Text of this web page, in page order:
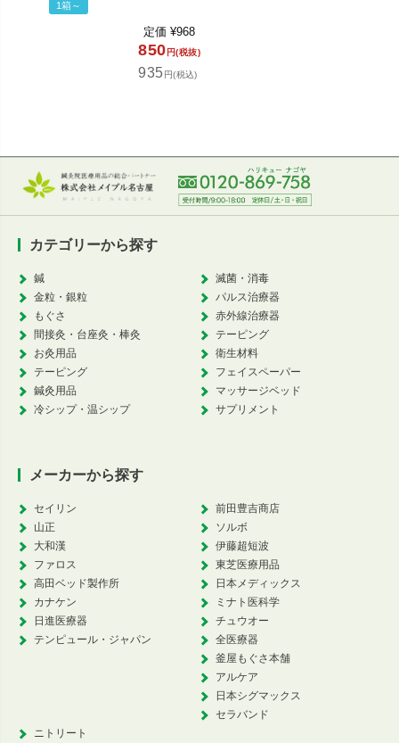
1箱～
定価 ¥968
850 円(税抜)
935円(税込)
カテゴリーから探す
鍼
金粒・銀粒
もぐさ
間接灸・台座灸・棒灸
お灸用品
テーピング
鍼灸用品
冷シップ・温シップ
滅菌・消毒
パルス治療器
赤外線治療器
テーピング
衛生材料
フェイスペーパー
マッサージベッド
サプリメント
メーカーから探す
セイリン
山正
大和漢
ファロス
高田ベッド製作所
カナケン
日進医療器
テンピュール・ジャパン
前田豊吉商店
ソルボ
伊藤超短波
東芝医療用品
日本メディックス
ミナト医科学
チュウオー
全医療器
釜屋もぐさ本舗
アルケア
日本シグマックス
セラバンド
ニトリート